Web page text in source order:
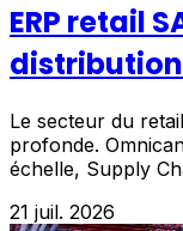
ERP retail
distribution
Le secteur du
profonde.
échelle, Supply
21 juil. 2026